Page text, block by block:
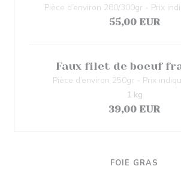
Pièce d’environ 280/300gr - Prix
55,00 EUR
Faux filet de boeuf
Pièce d’environ 250gr - Prix
39,00 EUR
1 kg
FOIE GRAS